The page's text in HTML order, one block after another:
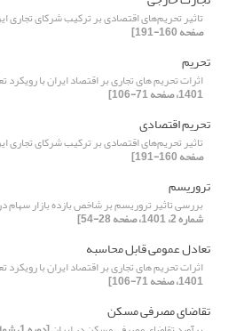
تاثیر تحریم‌های اقتصادی بر ترکیب شرکای تجاری
صفحه 160-191]
تحریم
اثرات تحریم های تجاری بر اقتصاد ایران با رویکرد
1401، صفحه 71-106]
تحریم اقتصادی
تاثیر تحریم‌های اقتصادی بر ترکیب شرکای تجاری
صفحه 160-191]
تروریسم
بررسی تاثیر تروریسم بر شاخص بازده بازار سهام
شماره 2، 1401، صفحه 28-54]
تعادل عمومی قابل محاسبه
اثرات تحریم های تجاری بر اقتصاد ایران با رویکرد
1401، صفحه 71-106]
تقاضای مصرفی مسکن